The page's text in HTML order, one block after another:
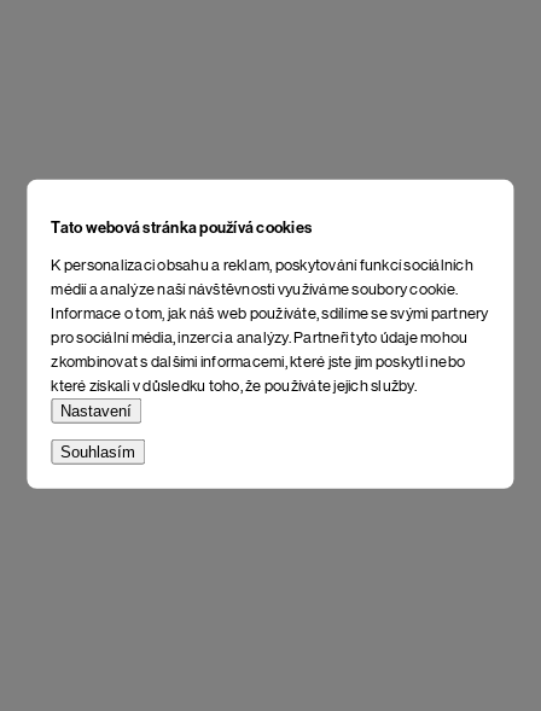
Tato webová stránka používá cookies
K personalizaci obsahu a reklam, poskytování funkcí sociálních
médií a analýze naší návštěvnosti využíváme soubory cookie.
Informace o tom, jak náš web používáte, sdílíme se svými partnery
pro sociální média, inzerci a analýzy. Partneři tyto údaje mohou
zkombinovat s dalšími informacemi, které jste jim poskytli nebo
které získali v důsledku toho, že používáte jejich služby.
Nastavení
Souhlasím